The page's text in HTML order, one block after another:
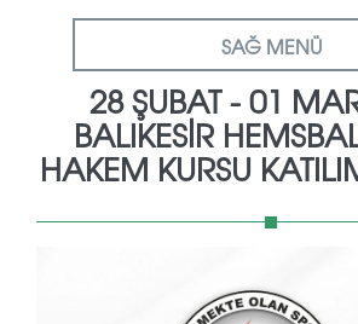
SAĞ MENÜ
28 ŞUBAT - 01
BALIKESİR
HAKEM KURSU